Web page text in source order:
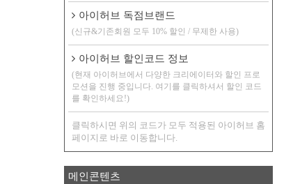
아이허브 독점브랜드
(신규&기존회원 모두 10% 할인 / 무제한 사용)
아이허브 할인코드 정보
(현재 아이허브에서 다양한 크리에이터와 할인 프로
모션을 진행 중입니다. 여기를 클릭하셔서 할인 코드
를 확인하세요!)
클릭하시면 위의 코드가 모두 적용된 아이허브 홈
페이지로 바로 이동합니다.
메인콘텐츠